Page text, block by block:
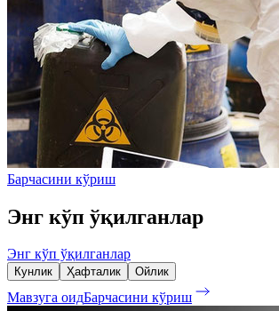
Барчасини кўриш
Энг кўп ўқилганлар
Энг кўп ўқилганлар
Кунлик Ҳафталик Ойлик
Мавзуга оидБарчасини кўриш